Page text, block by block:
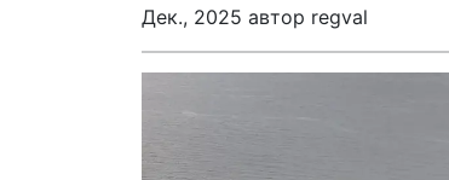
Дек., 2025 автор regval